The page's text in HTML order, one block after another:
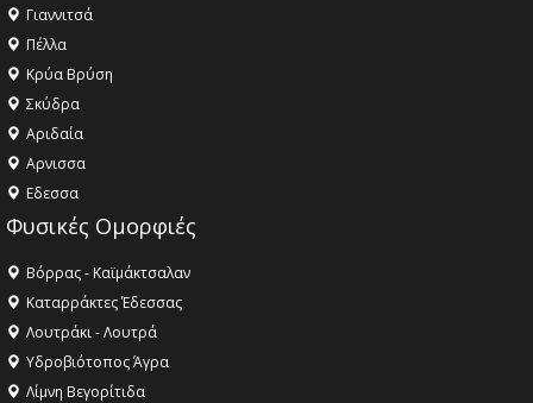
Γιαννιτσά
Πέλλα
Κρύα Βρύση
Σκύδρα
Αριδαία
Aρνισσα
Eδεσσα
Φυσικές Ομορφιές
Βόρρας - Καϊμάκτσαλαν
Καταρράκτες Έδεσσας
Λουτράκι - Λουτρά
Υδροβιότοπος Άγρα
Λίμνη Βεγορίτιδα